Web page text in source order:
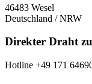
46483 Wesel
Deutschland / NRW
Direkter Draht
Hotline +49 171